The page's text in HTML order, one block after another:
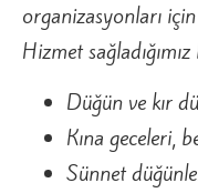
organizasyonları
Hizmet
Düğün ve kır
Kına geceleri,
Sünnet